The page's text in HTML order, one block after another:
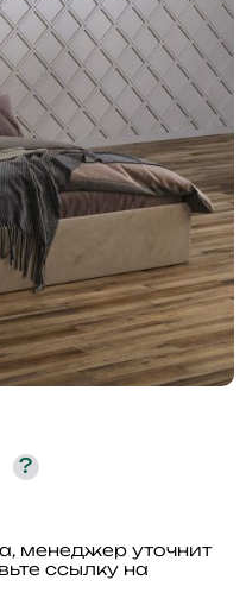
?
менеджер уточнит
ссылку на